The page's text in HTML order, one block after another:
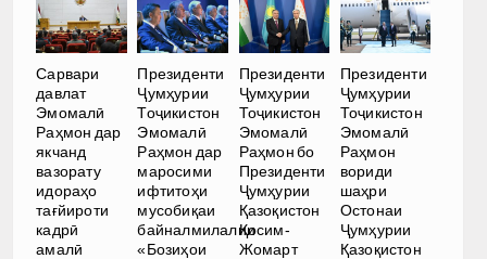
Сарвари
давлат
Эмомалӣ
Раҳмон дар
якчанд
вазорату
идораҳо
тағйироти
кадрӣ
амалӣ
Президенти
Ҷумҳурии
Тоҷикистон
Эмомалӣ
Раҳмон дар
маросими
ифтитоҳи
мусобиқаи
байналмилалии
«Бозиҳои
Президенти
Ҷумҳурии
Тоҷикистон
Эмомалӣ
Раҳмон бо
Президенти
Ҷумҳурии
Қазоқистон
Қосим-
Жомарт
Президенти
Ҷумҳурии
Тоҷикистон
Эмомалӣ
Раҳмон
вориди
шаҳри
Остонаи
Ҷумҳурии
Қазоқистон